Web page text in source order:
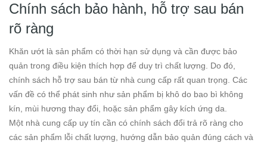
Chính sách bảo hành, hỗ trợ sau bán
rõ ràng
Khăn ướt là sản phẩm có thời hạn sử dụng và cần được bảo
quản trong điều kiện thích hợp để duy trì chất lượng. Do đó,
chính sách hỗ trợ sau bán từ nhà cung cấp rất quan trọng. Các
vấn đề có thể phát sinh như sản phẩm bị khô do bao bì không
kín, mùi hương thay đổi, hoặc sản phẩm gây kích ứng da.
Một nhà cung cấp uy tín cần có chính sách đổi trả rõ ràng cho
các sản phẩm lỗi chất lượng, hướng dẫn bảo quản đúng cách và